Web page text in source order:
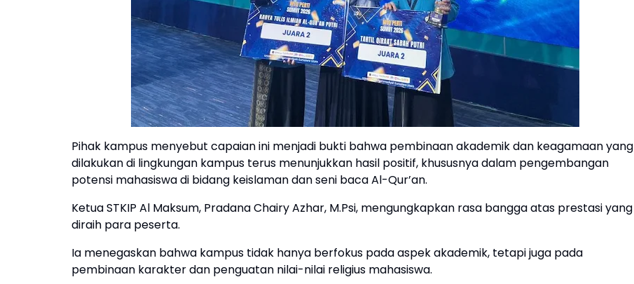
Pihak kampus menyebut capaian ini menjadi bukti bahwa pembinaan akademik dan keagamaan yang
dilakukan di lingkungan kampus terus menunjukkan hasil positif, khususnya dalam pengembangan
potensi mahasiswa di bidang keislaman dan seni baca Al-Qur’an.
Ketua STKIP Al Maksum, Pradana Chairy Azhar, M.Psi, mengungkapkan rasa bangga atas prestasi yang
diraih para peserta.
Ia menegaskan bahwa kampus tidak hanya berfokus pada aspek akademik, tetapi juga pada
pembinaan karakter dan penguatan nilai-nilai religius mahasiswa.